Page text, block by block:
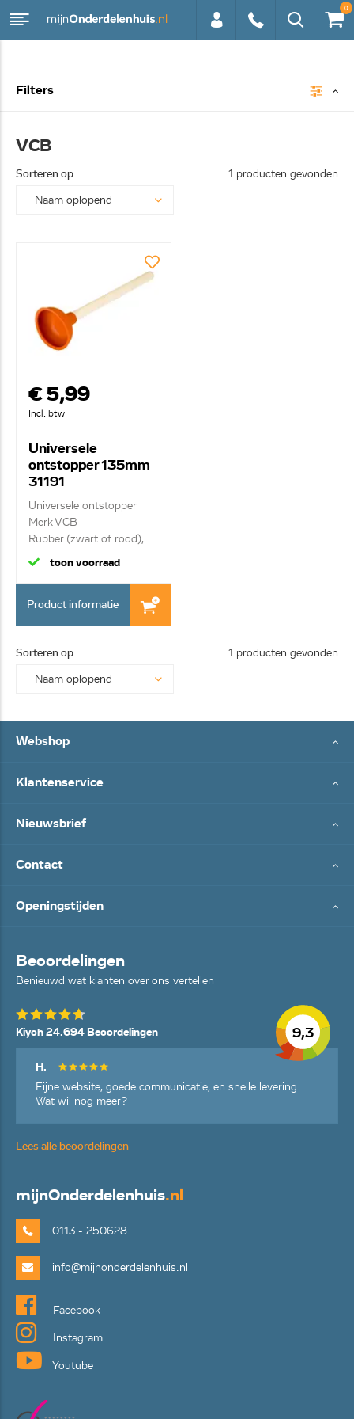
0
Filters
VCB
Sorteren op 1 producten gevonden
€ 5,99
Incl. btw
Universele
ontstopper 135mm
31191
Universele ontstopper
Merk VCB
Rubber (zwart of rood),
met...
toon voorraad
Product informatie
Sorteren op 1 producten gevonden
Webshop
Klantenservice
Nieuwsbrief
Contact
Openingstijden
Beoordelingen
Benieuwd wat klanten over ons vertellen
9,3
Kiyoh 24.694 Beoordelingen
H.
Fijne website, goede communicatie, en snelle levering.
Wat wil nog meer?
Lees alle beoordelingen
mijnOnderdelenhuis.nl
0113 - 250628
info@mijnonderdelenhuis.nl
Facebook
Instagram
Youtube